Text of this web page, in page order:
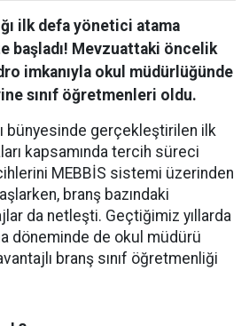
ilk defa yönetici atama
başladı! Mevzuattaki öncelik
imkanıyla okul müdürlüğünde
sınıf öğretmenleri oldu.
bünyesinde gerçekleştirilen ilk
kapsamında tercih süreci
MEBBİS sistemi üzerinden
branş bazındaki
da netleşti. Geçtiğimiz yıllarda
döneminde de okul müdürü
branş sınıf öğretmenliği